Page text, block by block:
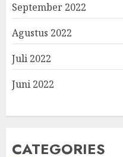
September 2022
Agustus 2022
Juli 2022
Juni 2022
CATEGORIES